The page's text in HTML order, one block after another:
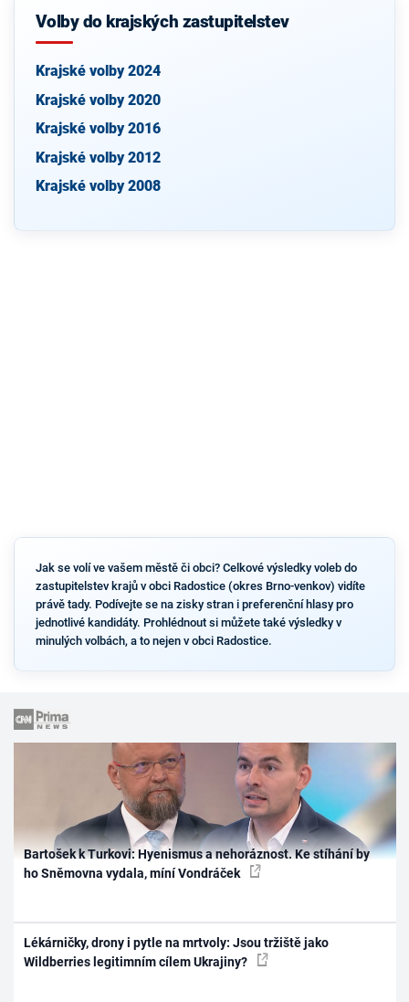
Volby do krajských zastupitelstev
Krajské volby 2024
Krajské volby 2020
Krajské volby 2016
Krajské volby 2012
Krajské volby 2008
Jak se volí ve vašem městě či obci? Celkové výsledky voleb do
zastupitelstev krajů v obci Radostice (okres Brno-venkov) vidíte
právě tady. Podívejte se na zisky stran i preferenční hlasy pro
jednotlivé kandidáty. Prohlédnout si můžete také výsledky v
minulých volbách, a to nejen v obci Radostice.
Bartošek k Turkovi: Hyenismus a nehoráznost. Ke stíhání by
ho Sněmovna vydala, míní Vondráček
Lékárničky, drony i pytle na mrtvoly: Jsou tržiště jako
Wildberries legitimním cílem Ukrajiny?